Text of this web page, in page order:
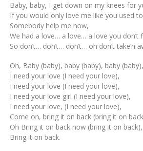
Baby, baby, I get down on my knees for
If you would only love me like you used
Somebody help me now,
We had a love… a love… a love you don’t
So don’t… don’t… don’t… oh don’t take’n
Oh, Baby (baby), baby (baby), baby
I need your love (I need your love),
I need your love (I need your love),
I need your love girl (I need your love),
I need your love, (I need your love),
Come on, bring it on back (bring it on
Oh Bring it on back now (bring it on back),
Bring it on back.